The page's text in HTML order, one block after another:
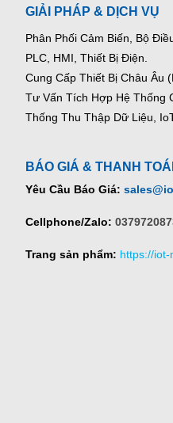
GIẢI PHÁP & DỊCH VỤ
Phân Phối Cảm Biến, Bộ
PLC, HMI, Thiết Bị Điện.
Cung Cấp Thiết Bị Châu Âu
Tư Vấn Tích Hợp Hệ Thống
Thống Thu Thập Dữ Liệu,
BÁO GIÁ & THANH
Yêu Cầu Báo Giá:
Cellphone/Zalo:
Trang sản phẩm: https://iot-